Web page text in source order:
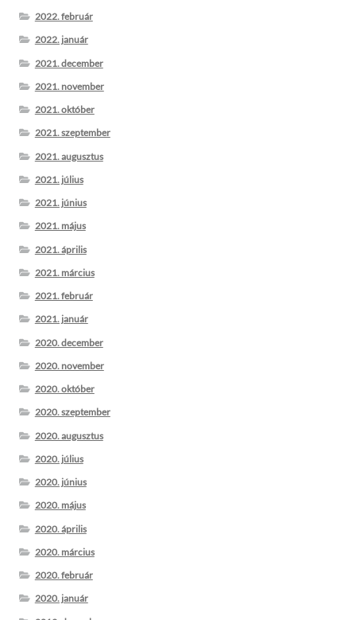
2022. február
2022. január
2021. december
2021. november
2021. október
2021. szeptember
2021. augusztus
2021. július
2021. június
2021. május
2021. április
2021. március
2021. február
2021. január
2020. december
2020. november
2020. október
2020. szeptember
2020. augusztus
2020. július
2020. június
2020. május
2020. április
2020. március
2020. február
2020. január